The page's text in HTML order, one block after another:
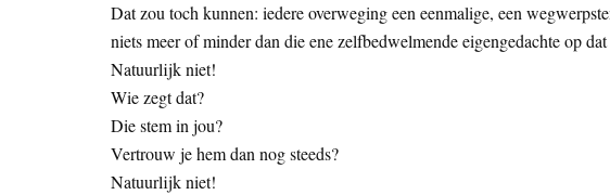
Dat zou toch kunnen: iedere overweging een eenmalige, een
niets meer of minder dan die ene zelfbedwelmende eigengedachte op
Natuurlijk niet!
Wie zegt dat?
Die stem in jou?
Vertrouw je hem dan nog steeds?
Natuurlijk niet!